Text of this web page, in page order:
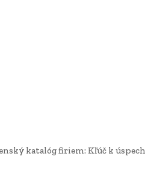
katalóg firiem: Kľúč k